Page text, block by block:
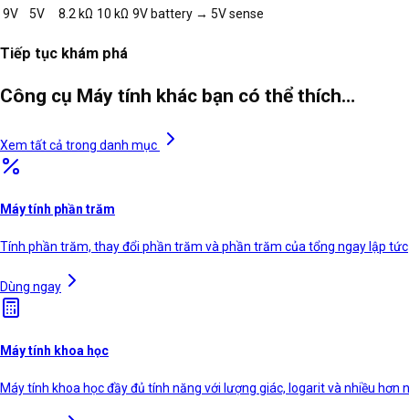
9V
5V 8.2 kΩ 10 kΩ 9V battery → 5V sense
Tiếp tục khám phá
Công cụ Máy tính khác bạn có thể thích…
Xem tất cả trong danh mục
Máy tính phần trăm
Tính phần trăm, thay đổi phần trăm và phần trăm của tổng ngay lập tức
Dùng ngay
Máy tính khoa học
Máy tính khoa học đầy đủ tính năng với lượng giác, logarit và nhiều hơn